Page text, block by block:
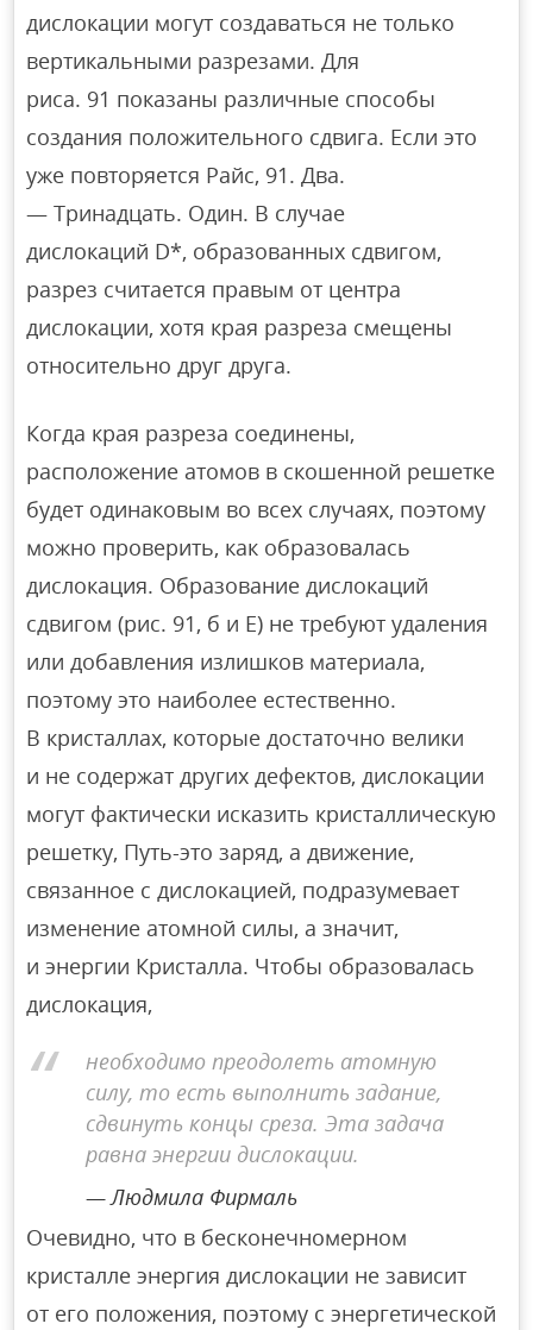
дислокации могут создаваться не только
вертикальными разрезами. Для
риса. 91 показаны различные способы
создания положительного сдвига. Если это
уже повторяется Райс, 91. Два.
— Тринадцать. Один. В случае
дислокаций D*, образованных сдвигом,
разрез считается правым от центра
дислокации, хотя края разреза смещены
относительно друг друга.
Когда края разреза соединены,
расположение атомов в скошенной решетке
будет одинаковым во всех случаях, поэтому
можно проверить, как образовалась
дислокация. Образование дислокаций
сдвигом (рис. 91, б и Е) не требуют удаления
или добавления излишков материала,
поэтому это наиболее естественно.
В кристаллах, которые достаточно велики
и не содержат других дефектов, дислокации
могут фактически исказить кристаллическую
решетку, Путь-это заряд, а движение,
связанное с дислокацией, подразумевает
изменение атомной силы, а значит,
и энергии Кристалла. Чтобы образовалась
дислокация,
необходимо преодолеть атомную
силу, то есть выполнить задание,
сдвинуть концы среза. Эта задача
равна энергии дислокации.
Людмила Фирмаль
Очевидно, что в бесконечномерном
кристалле энергия дислокации не зависит
от его положения, поэтому с энергетической